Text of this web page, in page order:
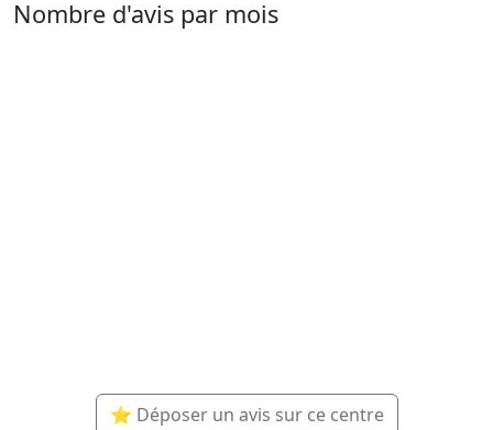
Nombre d'avis par mois
⭐ Déposer un avis sur ce centre